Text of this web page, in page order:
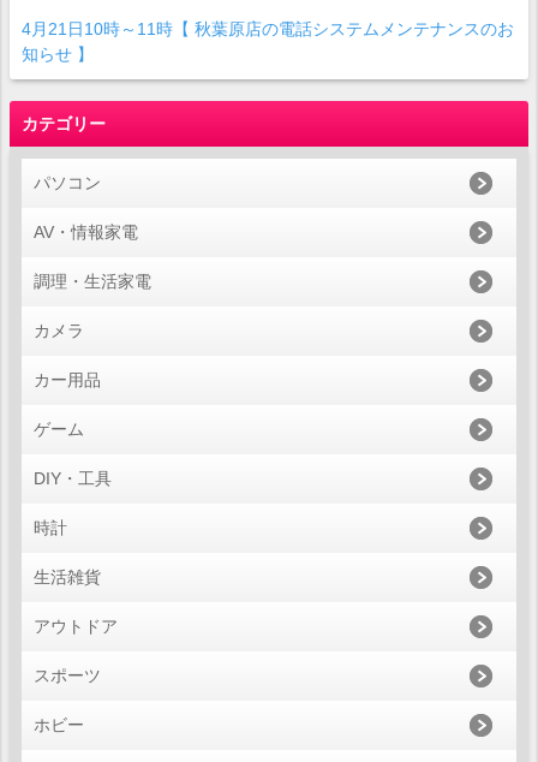
4月21日10時～11時【 秋葉原店の電話システムメンテナンスのお
知らせ 】
カテゴリー
パソコン
AV・情報家電
調理・生活家電
カメラ
カー用品
ゲーム
DIY・工具
時計
生活雑貨
アウトドア
スポーツ
ホビー